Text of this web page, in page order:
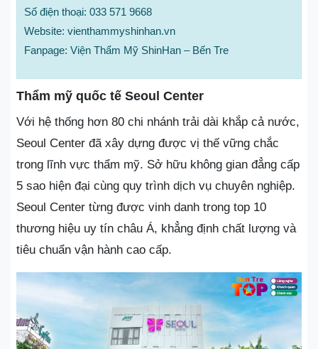
Số điện thoại: 033 571 9668
Website: vienthammyshinhan.vn
Fanpage: Viện Thẩm Mỹ ShinHan – Bến Tre
Thẩm mỹ quốc tế Seoul Center
Với hệ thống hơn 80 chi nhánh trải dài khắp cả nước,
Seoul Center đã xây dựng được vị thế vững chắc
trong lĩnh vực thẩm mỹ. Sở hữu không gian đẳng cấp
5 sao hiện đại cùng quy trình dịch vụ chuyên nghiệp.
Seoul Center từng được vinh danh trong top 10
thương hiệu uy tín châu Á, khẳng định chất lượng và
tiêu chuẩn vận hành cao cấp.